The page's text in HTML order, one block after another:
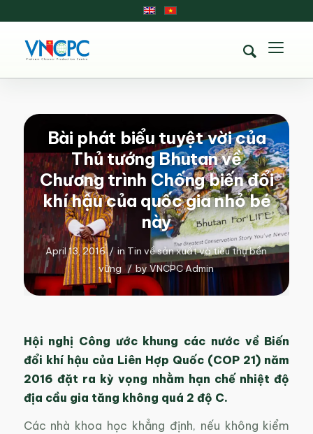
Bài phát biểu tuyệt vời của
Thủ tướng Bhutan về
Chương trình Chống biến đổi
khí hậu của quốc gia nhỏ bé
này
April 13, 2016 / in Tin về sản xuất và tiêu thụ bền
vững / byVNCPC Admin
Hội nghị Công ước khung các nước về Biến
đổi khí hậu của Liên Hợp Quốc (COP 21) năm
2016 đặt ra kỳ vọng nhằm hạn chế nhiệt độ
địa cầu gia tăng không quá 2 độ C.
Các nhà khoa học khẳng định, nếu không kiểm